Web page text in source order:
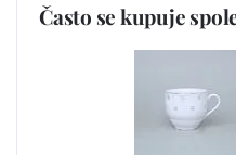
Často se kupuje